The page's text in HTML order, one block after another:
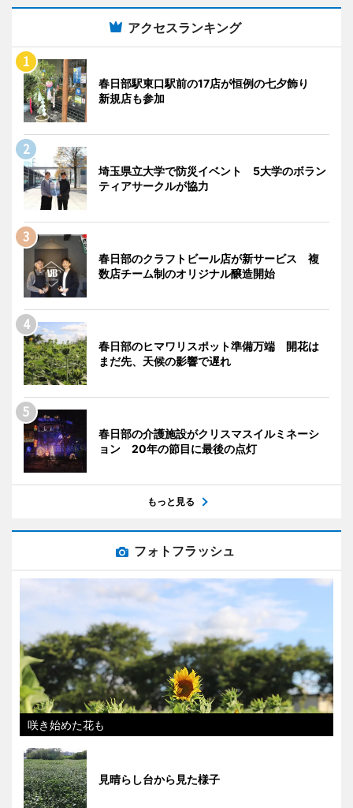
アクセスランキング
春日部駅東口駅前の17店が恒例の七夕飾り
新規店も参加
埼玉県立大学で防災イベント 5大学のボラン
ティアサークルが協力
春日部のクラフトビール店が新サービス 複
数店チーム制のオリジナル醸造開始
春日部のヒマワリスポット準備万端 開花は
まだ先、天候の影響で遅れ
春日部の介護施設がクリスマスイルミネーシ
ョン 20年の節目に最後の点灯
もっと見る
フォトフラッシュ
咲き始めた花も
見晴らし台から見た様子